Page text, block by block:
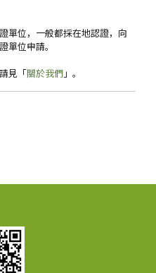
單位，一般都採在地認證，向
單位申請。
見「關於我們 」。